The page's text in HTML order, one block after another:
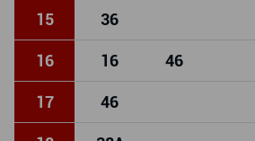
15 36
16 16 46
17 46